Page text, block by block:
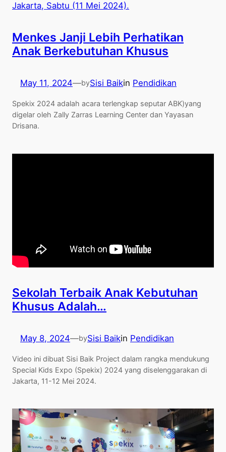
Jakarta, Sabtu (11 Mei 2024).
Menkes Janji Lebih Perhatikan
Anak Berkebutuhan Khusus
May 11, 2024—bySisi Baikin Pendidikan
Spekix 2024 adalah acara terlengkap seputar ABK)yang
digelar oleh Zally Zarras Learning Center dan Yayasan
Drisana.
Sekolah Terbaik Anak Kebutuhan
Khusus Adalah…
May 8, 2024—bySisi Baikin Pendidikan
Video ini dibuat Sisi Baik Project dalam rangka mendukung
Special Kids Expo (Spekix) 2024 yang diselenggarakan di
Jakarta, 11-12 Mei 2024.